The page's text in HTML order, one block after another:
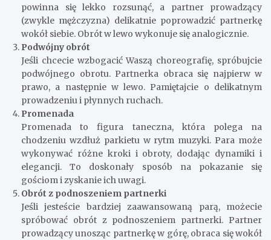
powinna się lekko rozsunąć, a partner prowadzący
(zwykle mężczyzna) delikatnie poprowadzić partnerkę
wokół siebie. Obrót w lewo wykonuje się analogicznie.
Podwójny obrót
Jeśli chcecie wzbogacić Waszą choreografię, spróbujcie
podwójnego obrotu. Partnerka obraca się najpierw w
prawo, a następnie w lewo. Pamiętajcie o delikatnym
prowadzeniu i płynnych ruchach.
Promenada
Promenada to figura taneczna, która polega na
chodzeniu wzdłuż parkietu w rytm muzyki. Para może
wykonywać różne kroki i obroty, dodając dynamiki i
elegancji. To doskonały sposób na pokazanie się
gościom i zyskanie ich uwagi.
Obrót z podnoszeniem partnerki
Jeśli jesteście bardziej zaawansowaną parą, możecie
spróbować obrót z podnoszeniem partnerki. Partner
prowadzący unosząc partnerkę w górę, obraca się wokół